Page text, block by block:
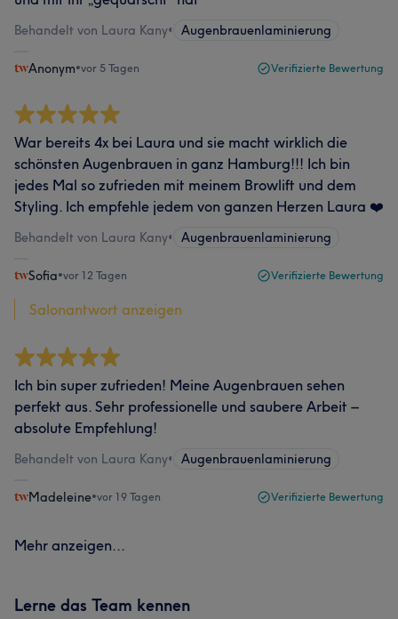
Behandelt von Laura Kany• Augenbrauenlaminierung
Anonym•vor 5 Tagen Verifizierte Bewertung
War bereits 4x bei Laura und sie macht wirklich die
schönsten Augenbrauen in ganz Hamburg!!! Ich bin
jedes Mal so zufrieden mit meinem Browlift und dem
Styling. Ich empfehle jedem von ganzen Herzen Laura ❤️
Behandelt von Laura Kany• Augenbrauenlaminierung
Sofia•vor 12 Tagen Verifizierte Bewertung
Salonantwort anzeigen
Ich bin super zufrieden! Meine Augenbrauen sehen
perfekt aus. Sehr professionelle und saubere Arbeit –
absolute Empfehlung!
Behandelt von Laura Kany• Augenbrauenlaminierung
Madeleine•vor 19 Tagen Verifizierte Bewertung
Mehr anzeigen...
Lerne das Team kennen